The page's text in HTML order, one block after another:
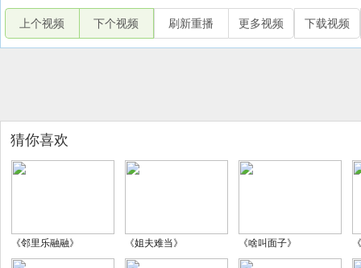
上个视频 下个视频 刷新重播 更多视频 下载视频
猜你喜欢
《邻里乐融融》 《姐夫难当》 《啥叫面子》